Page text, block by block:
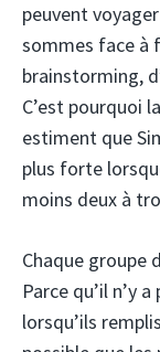
peuvent
sommes face à
brainstorming,
C’est pourquoi
estiment que
plus forte
moins deux à
Chaque groupe
Parce qu’il n’y
lorsqu’ils